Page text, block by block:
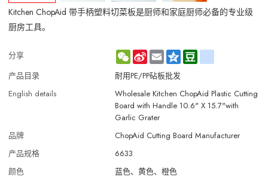
Kitchen ChopAid 带手柄塑料切菜板是厨师和家庭厨师必备的专业级
厨房工具。
分享 WeChat
Sina
Weibo
Email Qzone
产品目录
耐用PE/PP砧板批发
English details
Wholesale Kitchen ChopAid Plastic Cutting
Board with Handle 10.6" X 15.7"with
Garlic Grater
品牌
ChopAid Cutting Board Manufacturer
产品规格
6633
颜色
蓝色、黄色、橙色